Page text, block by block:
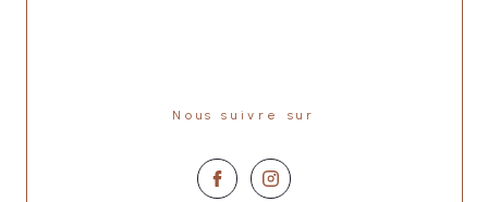
Nous suivre sur